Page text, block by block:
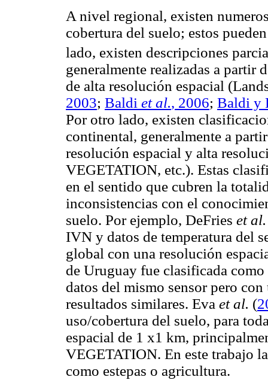
A nivel regional, existen
cobertura del suelo; estos
lado, existen descripciones
generalmente realizadas a partir
de alta resolución espacial
2003; Baldi et al., 2006; Baldi y
Por otro lado, existen
continental, generalmente a
resolución espacial y alta
VEGETATION, etc.). Estas
en el sentido que cubren la
inconsistencias con el
suelo. Por ejemplo, DeFries et al.
IVN y datos de temperatura del
global con una resolución
de Uruguay fue clasificada
datos del mismo sensor pero
resultados similares. Eva et al. (
uso/cobertura del suelo, para
espacial de 1 x1 km,
VEGETATION. En este trabajo
como estepas o agricultura.